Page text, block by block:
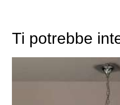
Ti potrebbe